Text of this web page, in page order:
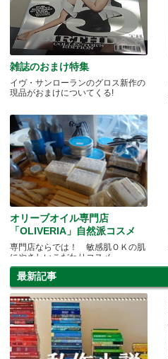
雑誌のおまけ特集
イヴ・サンローランのグロス新作の
現品がおまけについてくる!
オリーブオイル専門店
「OLIVERIA」自然派コスメ
専門店ならでは！ 敏感肌ＯＫの肌
にやさしいこだわりコスメ
最新記事